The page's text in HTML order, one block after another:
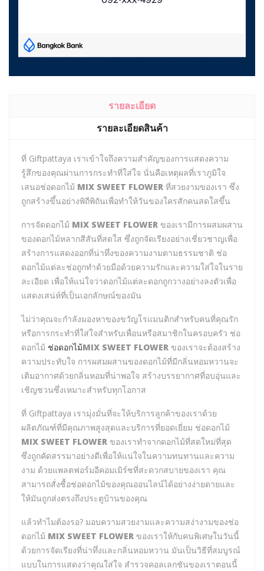
รายละเอียด
รายละเอียดสินค้า
ที่ Giftpattaya เราเข้าใจถึงความสำคัญของการแสดงความ
รู้สึกของคุณผ่านการกระทำที่ใส่ใจ นั่นคือเหตุผลที่เราภูมิใจ
เสนอช่อดอกไม้ MIX SWEET FLOWER ที่สวยงามของเรา ซึ่ง
ถูกสร้างขึ้นอย่างพิถีพิถันเพื่อทำให้วันของใครสักคนสดใสขึ้น
การจัดดอกไม้ MIX SWEET FLOWER ของเรามีการผสมผสาน
ของดอกไม้หลากสีสันที่สดใส ซึ่งถูกจัดเรียงอย่างเชี่ยวชาญเพื่อ
สร้างการแสดงออกที่น่าทึ่งของความงามตามธรรมชาติ ช่อ
ดอกไม้แต่ละช่อถูกทำด้วยมือด้วยความรักและความใส่ใจในราย
ละเอียด เพื่อให้แน่ใจว่าดอกไม้แต่ละดอกถูกวางอย่างลงตัวเพื่อ
แสดงเสน่ห์ที่เป็นเอกลักษณ์ของมัน
ไม่ว่าคุณจะกำลังมองหาของขวัญโรแมนติกสำหรับคนที่คุณรัก
หรือการกระทำที่ใส่ใจสำหรับเพื่อนหรือสมาชิกในครอบครัว ช่อ
ดอกไม้ ช่อดอกไม้MIX SWEET FLOWER ของเราจะต้องสร้าง
ความประทับใจ การผสมผสานของดอกไม้ที่มีกลิ่นหอมหวานจะ
เติมอากาศด้วยกลิ่นหอมที่น่าพอใจ สร้างบรรยากาศที่อบอุ่นและ
เชิญชวนซึ่งเหมาะสำหรับทุกโอกาส
ที่ Giftpattaya เรามุ่งมั่นที่จะให้บริการลูกค้าของเราด้วย
ผลิตภัณฑ์ที่มีคุณภาพสูงสุดและบริการที่ยอดเยี่ยม ช่อดอกไม้
MIX SWEET FLOWER ของเราทำจากดอกไม้ที่สดใหม่ที่สุด
ซึ่งถูกคัดสรรมาอย่างดีเพื่อให้แน่ใจในความทนทานและความ
งาม ด้วยแพลตฟอร์มอีคอมเมิร์ซที่สะดวกสบายของเรา คุณ
สามารถสั่งซื้อช่อดอกไม้ของคุณออนไลน์ได้อย่างง่ายดายและ
ให้มันถูกส่งตรงถึงประตูบ้านของคุณ
แล้วทำไมต้องรอ? มอบความสวยงามและความสง่างามของช่อ
ดอกไม้ MIX SWEET FLOWER ของเราให้กับคนพิเศษในวันนี้
ด้วยการจัดเรียงที่น่าทึ่งและกลิ่นหอมหวาน มันเป็นวิธีที่สมบูรณ์
แบบในการแสดงว่าคุณใส่ใจ สำรวจคอลเลกชันของเราตอนนี้